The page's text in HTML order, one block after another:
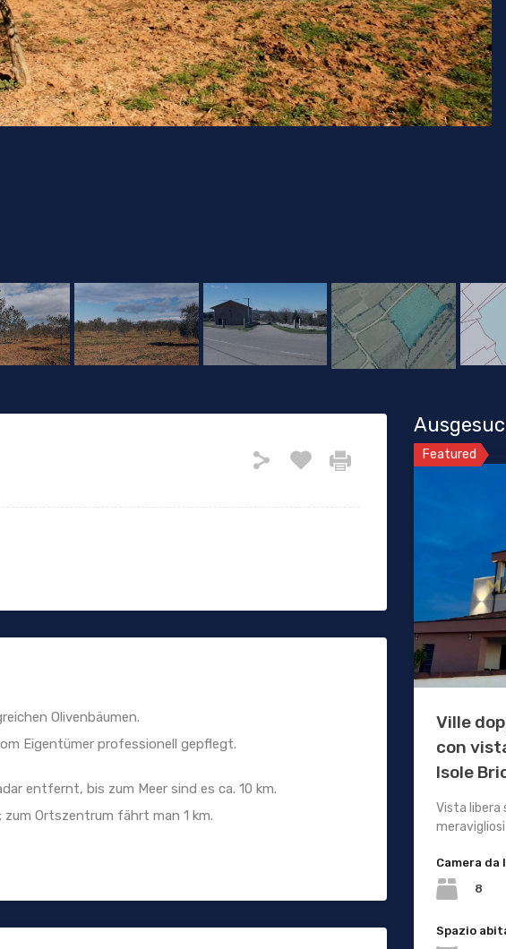
Olivenbäumen.
Eigentümer professionell gepflegt.
entfernt, bis zum Meer sind es ca. 10 km.
Ortszentrum fährt man 1 km.
Featured
Ville
con
Isole
Vista libera
Camera
8
Spazio